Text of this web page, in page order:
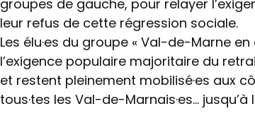
groupes de gauche, pour relayer
leur refus de cette régression sociale.
Les élu·es du groupe « Val-de-Marne
l’exigence populaire majoritaire du
et restent pleinement mobilisé·es aux
tous·tes les Val-de-Marnais·es…